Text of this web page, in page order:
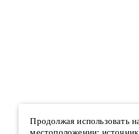
Продолжая использовать